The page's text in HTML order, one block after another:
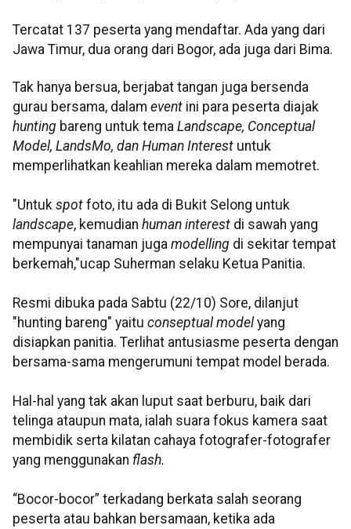
Tercatat 137 peserta yang mendaftar. Ada yang dari
Jawa Timur, dua orang dari Bogor, ada juga dari Bima.
Tak hanya bersua, berjabat tangan juga bersenda
gurau bersama, dalam event ini para peserta diajak
hunting bareng untuk tema Landscape, Conceptual
Model, LandsMo, dan Human Interest untuk
memperlihatkan keahlian mereka dalam memotret.
"Untuk spot foto, itu ada di Bukit Selong untuk
landscape, kemudian human interest di sawah yang
mempunyai tanaman juga modelling di sekitar tempat
berkemah,"ucap Suherman selaku Ketua Panitia.
Resmi dibuka pada Sabtu (22/10) Sore, dilanjut
"hunting bareng" yaitu conseptualmodelyang
disiapkan panitia. Terlihat antusiasme peserta dengan
bersama-sama mengerumuni tempat model berada.
Hal-hal yang tak akan luput saat berburu, baik dari
telinga ataupun mata, ialah suara fokus kamera saat
membidik serta kilatan cahaya fotografer-fotografer
yang menggunakan flash.
“Bocor-bocor” terkadang berkata salah seorang
peserta atau bahkan bersamaan, ketika ada